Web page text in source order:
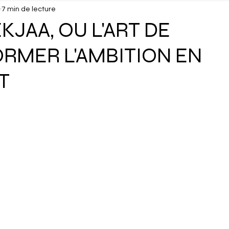
Confidentiel
Dossier Droits Humains Économie
OU L'ART DE
L'AMBITION EN
7 min de lecture